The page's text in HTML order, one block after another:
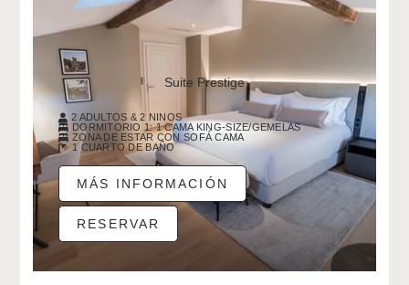
Suite Prestige
2 ADULTOS & 2 NINOS
DORMITORIO 1: 1 CAMA KING-SIZE/GEMELAS
ZONA DE ESTAR CON SOFÁ CAMA
1 CUARTO DE BAÑO
MÁS INFORMACIÓN
RESERVAR